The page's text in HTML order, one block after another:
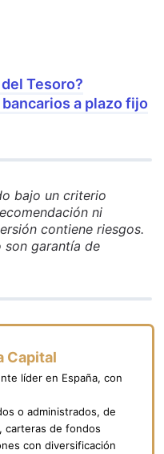
Tesoro?
a plazo fijo
bajo un criterio
ni
contiene riesgos.
son garantía de
Capital
líder en España, con
o administrados, de
carteras de fondos
con diversificación